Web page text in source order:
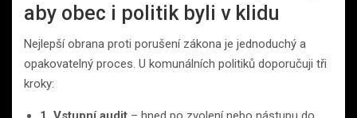
aby obec i politik byli v klidu
Nejlepší obrana proti porušení zákona je jednoduchý a
opakovatelný proces. U komunálních politiků doporučuji tři
kroky: